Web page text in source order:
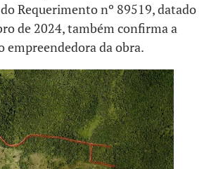
Requerimento nº 89519, datado
de 2024, também confirma a
empreendedora da obra​.